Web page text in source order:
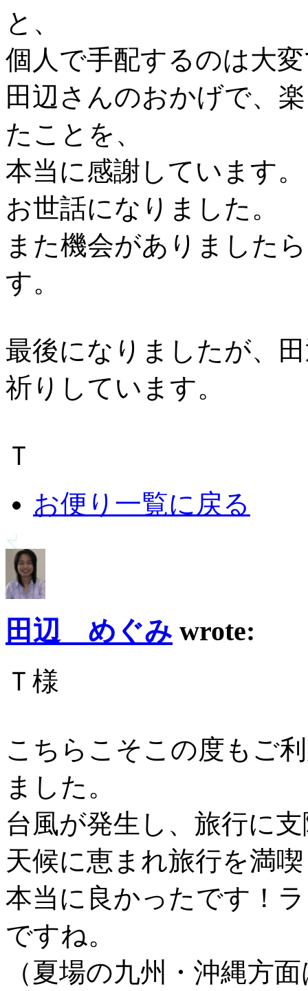
と、
個人で手配するのは大
田辺さんのおかげで、
たことを、
本当に感謝しています。
お世話になりました。
また機会がありました
す。
最後になりましたが、
祈りしています。
Ｔ
お便り一覧に戻る
田辺 めぐみ wrote:
Ｔ様
こちらこそこの度もご
ました。
台風が発生し、旅行に
天候に恵まれ旅行を満
本当に良かったです！
ですね。
（夏場の九州・沖縄方